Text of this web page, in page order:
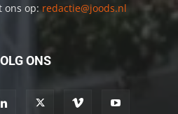
ons op: redactie@joods.nl
ONS